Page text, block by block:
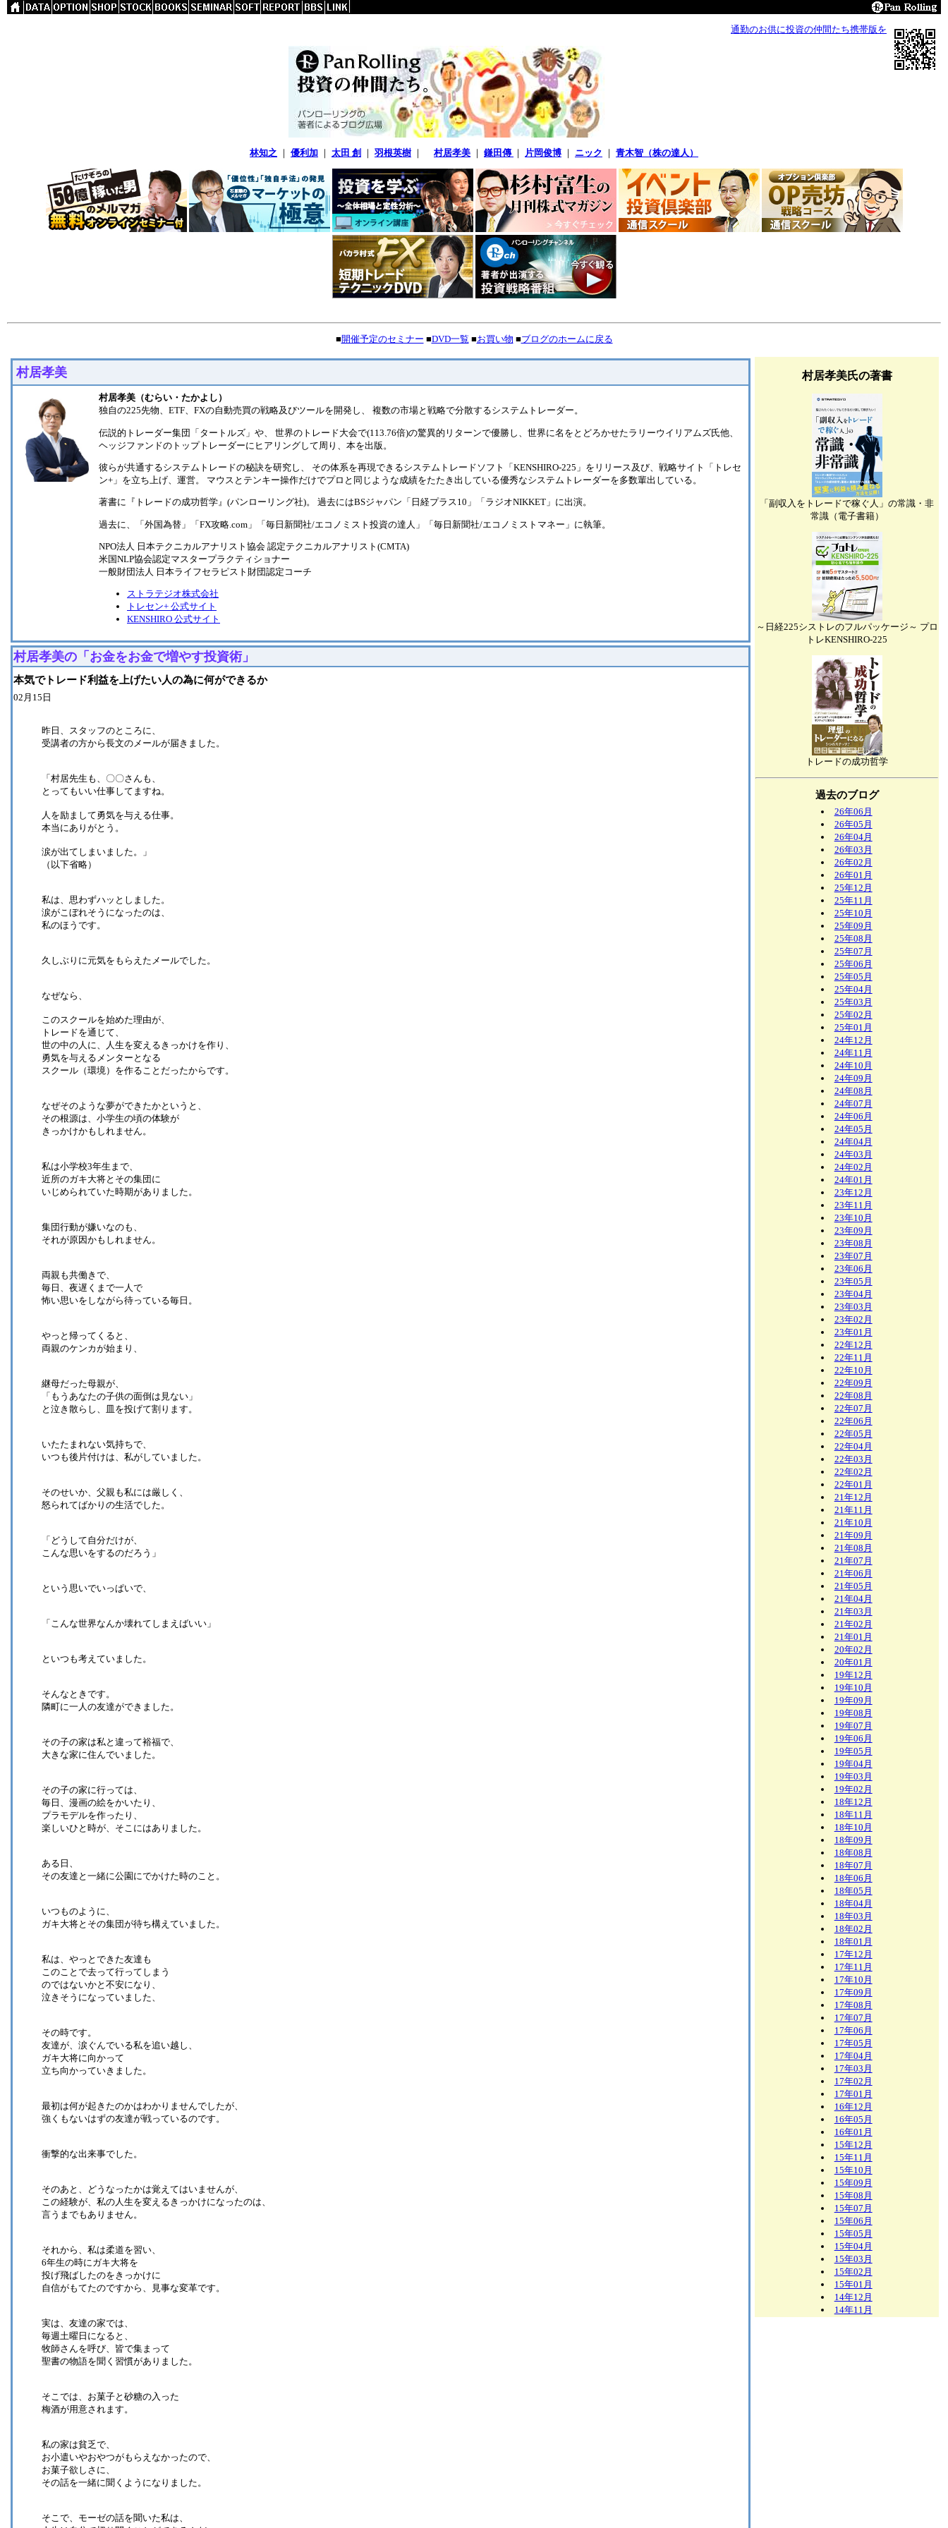
通勤のお供に投資の仲間たち携帯版を
林知之 ｜ 優利加 ｜ 太田 創 ｜ 羽根英樹 ｜ 村居孝美 ｜ 鎌田傳 ｜ 片岡俊博 ｜ ニック ｜ 青木智（株の達人）
■開催予定のセミナー ■DVD一覧 ■お買い物 ■ブログのホームに戻る
村居孝美
村居孝美（むらい・たかよし）
独自の225先物、ETF、FXの自動売買の戦略及びツールを開発し、 複数の市場と戦略で分散するシステムトレーダー。
伝説的トレーダー集団「タートルズ」や、 世界のトレード大会で(113.76倍)の驚異的リターンで優勝し、世界に名をとどろかせたラリーウイリアムズ氏他、
ヘッジファンドのトップトレーダーにヒアリングして周り、本を出版。
彼らが共通するシステムトレードの秘訣を研究し、 その体系を再現できるシステムトレードソフト「KENSHIRO-225」をリリース及び、戦略サイト「トレセ
ン+」を立ち上げ、運営。 マウスとテンキー操作だけでプロと同じような成績をたたき出している優秀なシステムトレーダーを多数輩出している。
著書に『トレードの成功哲学』(パンローリング社)。 過去にはBSジャパン「日経プラス10」「ラジオNIKKET」に出演。
過去に、「外国為替」「FX攻略.com」「毎日新聞社/エコノミスト投資の達人」「毎日新聞社/エコノミストマネー」に執筆。
NPO法人 日本テクニカルアナリスト協会 認定テクニカルアナリスト(CMTA)
米国NLP協会認定マスタープラクティショナー
一般財団法人 日本ライフセラピスト財団認定コーチ
ストラテジオ株式会社
トレセン+ 公式サイト
KENSHIRO 公式サイト
村居孝美の「お金をお金で増やす投資術」
本気でトレード利益を上げたい人の為に何ができるか
02月15日
昨日、スタッフのところに、
受講者の方から長文のメールが届きました。
「村居先生も、〇〇さんも、
とってもいい仕事してますね。
人を励まして勇気を与える仕事。
本当にありがとう。
涙が出てしまいました。」
（以下省略）
私は、思わずハッとしました。
涙がこぼれそうになったのは、
私のほうです。
久しぶりに元気をもらえたメールでした。
なぜなら、
このスクールを始めた理由が、
トレードを通じて、
世の中の人に、人生を変えるきっかけを作り、
勇気を与えるメンターとなる
スクール（環境）を作ることだったからです。
なぜそのような夢ができたかというと、
その根源は、小学生の頃の体験が
きっかけかもしれません。
私は小学校3年生まで、
近所のガキ大将とその集団に
いじめられていた時期がありました。
集団行動が嫌いなのも、
それが原因かもしれません。
両親も共働きで、
毎日、夜遅くまで一人で
怖い思いをしながら待っている毎日。
やっと帰ってくると、
両親のケンカが始まり、
継母だった母親が、
「もうあなたの子供の面倒は見ない」
と泣き散らし、皿を投げて割ります。
いたたまれない気持ちで、
いつも後片付けは、私がしていました。
そのせいか、父親も私には厳しく、
怒られてばかりの生活でした。
「どうして自分だけが、
こんな思いをするのだろう」
という思いでいっぱいで、
「こんな世界なんか壊れてしまえばいい」
といつも考えていました。
そんなときです。
隣町に一人の友達ができました。
その子の家は私と違って裕福で、
大きな家に住んでいました。
その子の家に行っては、
毎日、漫画の絵をかいたり、
プラモデルを作ったり、
楽しいひと時が、そこにはありました。
ある日、
その友達と一緒に公園にでかけた時のこと。
いつものように、
ガキ大将とその集団が待ち構えていました。
私は、やっとできた友達も
このことで去って行ってしまう
のではないかと不安になり、
泣きそうになっていました、
その時です。
友達が、涙ぐんでいる私を追い越し、
ガキ大将に向かって
立ち向かっていきました。
最初は何が起きたのかはわかりませんでしたが、
強くもないはずの友達が戦っているのです。
衝撃的な出来事でした。
そのあと、どうなったかは覚えてはいませんが、
この経験が、私の人生を変えるきっかけになったのは、
言うまでもありません。
それから、私は柔道を習い、
6年生の時にガキ大将を
投げ飛ばしたのをきっかけに
自信がもてたのですから、見事な変革です。
実は、友達の家では、
毎週土曜日になると、
牧師さんを呼び、皆で集まって
聖書の物語を聞く習慣がありました。
そこでは、お菓子と砂糖の入った
梅酒が用意されます。
私の家は貧乏で、
お小遣いやおやつがもらえなかったので、
お菓子欲しさに、
その話を一緒に聞くようになりました。
そこで、モーゼの話を聞いた私は、
村居孝美氏の著書
「副収入をトレードで稼ぐ人」の常識・非
常識（電子書籍）
～日経225シストレのフルパッケージ～ プロ
トレKENSHIRO-225
トレードの成功哲学
過去のブログ
26年06月
26年05月
26年04月
26年03月
26年02月
26年01月
25年12月
25年11月
25年10月
25年09月
25年08月
25年07月
25年06月
25年05月
25年04月
25年03月
25年02月
25年01月
24年12月
24年11月
24年10月
24年09月
24年08月
24年07月
24年06月
24年05月
24年04月
24年03月
24年02月
24年01月
23年12月
23年11月
23年10月
23年09月
23年08月
23年07月
23年06月
23年05月
23年04月
23年03月
23年02月
23年01月
22年12月
22年11月
22年10月
22年09月
22年08月
22年07月
22年06月
22年05月
22年04月
22年03月
22年02月
22年01月
21年12月
21年11月
21年10月
21年09月
21年08月
21年07月
21年06月
21年05月
21年04月
21年03月
21年02月
21年01月
20年02月
20年01月
19年12月
19年10月
19年09月
19年08月
19年07月
19年06月
19年05月
19年04月
19年03月
19年02月
18年12月
18年11月
18年10月
18年09月
18年08月
18年07月
18年06月
18年05月
18年04月
18年03月
18年02月
18年01月
17年12月
17年11月
17年10月
17年09月
17年08月
17年07月
17年06月
17年05月
17年04月
17年03月
17年02月
17年01月
16年12月
16年05月
16年01月
15年12月
15年11月
15年10月
15年09月
15年08月
15年07月
15年06月
15年05月
15年04月
15年03月
15年02月
15年01月
14年12月
14年11月